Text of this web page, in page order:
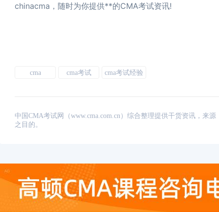
chinacma，随时为你提供**的CMA考试资讯!
cma cma考试 cma考试经验
中国CMA考试网（www.cma.com.cn）综合整理提供干货资讯，来
之目的。